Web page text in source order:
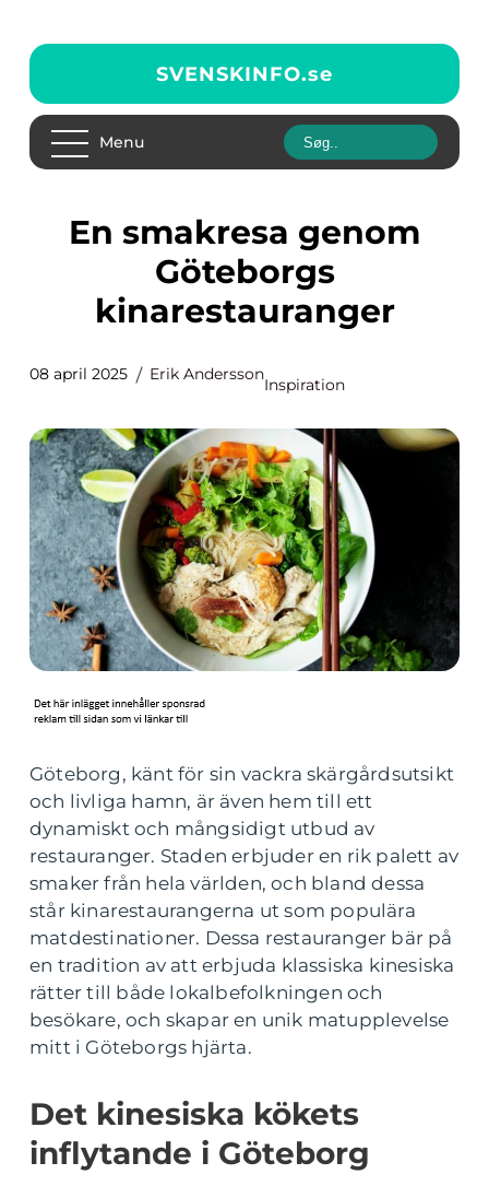
SVENSKINFO.se
Menu
En smakresa genom
Göteborgs
kinarestauranger
08 april 2025 Erik Andersson
Inspiration
Göteborg, känt för sin vackra skärgårdsutsikt
och livliga hamn, är även hem till ett
dynamiskt och mångsidigt utbud av
restauranger. Staden erbjuder en rik palett av
smaker från hela världen, och bland dessa
står kinarestaurangerna ut som populära
matdestinationer. Dessa restauranger bär på
en tradition av att erbjuda klassiska kinesiska
rätter till både lokalbefolkningen och
besökare, och skapar en unik matupplevelse
mitt i Göteborgs hjärta.
Det kinesiska kökets
inflytande i Göteborg